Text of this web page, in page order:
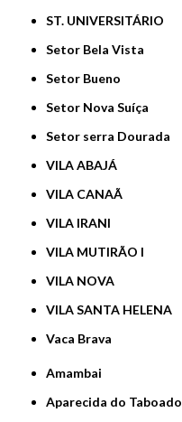
ST. UNIVERSITÁRIO
Setor Bela Vista
Setor Bueno
Setor Nova Suíça
Setor serra Dourada
VILA ABAJÁ
VILA CANAÃ
VILA IRANI
VILA MUTIRÃO I
VILA NOVA
VILA SANTA HELENA
Vaca Brava
Amambai
Aparecida do Taboado